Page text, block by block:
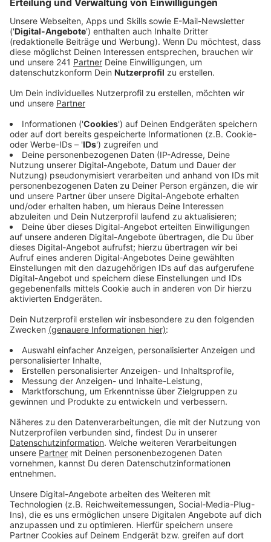
Veröffentlicht:Donnerstag, 06.03.2025 14:03
Anzeige
Novum bei Prinzenwahl
Anzeige
Erstmalig wird damit der designierte Prinz nicht von
einer reinen Karnevalsgesellschaft gestellt, sondern
von einer ehrenamtlichen Vereinigung.
Anzeige
Neues Motto für Opladen
Anzeige
Außerdem hat das Komitee Opladener Karneval
bereits das Motto vorgestellt, unter dem Opladen die
nächste Session feiert: „Met Dun un Laache künne mer
alles maache!“ Im Vordergrund sollen die rheinische
Lebensfreude und der Zusammenhalt stehen.
Anzeige
Weitere Meldungen aus Leverkusen
Anzeige
Leverkusen als Fahrradstadt im Aufschwung
Leverkusen: So soll es für Bayer weitergehen